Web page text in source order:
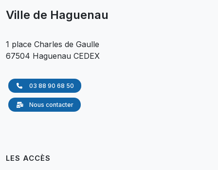
Ville de Haguenau
1 place Charles de Gaulle
67504 Haguenau CEDEX
03 88 90 68 50
Nous contacter
LES ACCÈS